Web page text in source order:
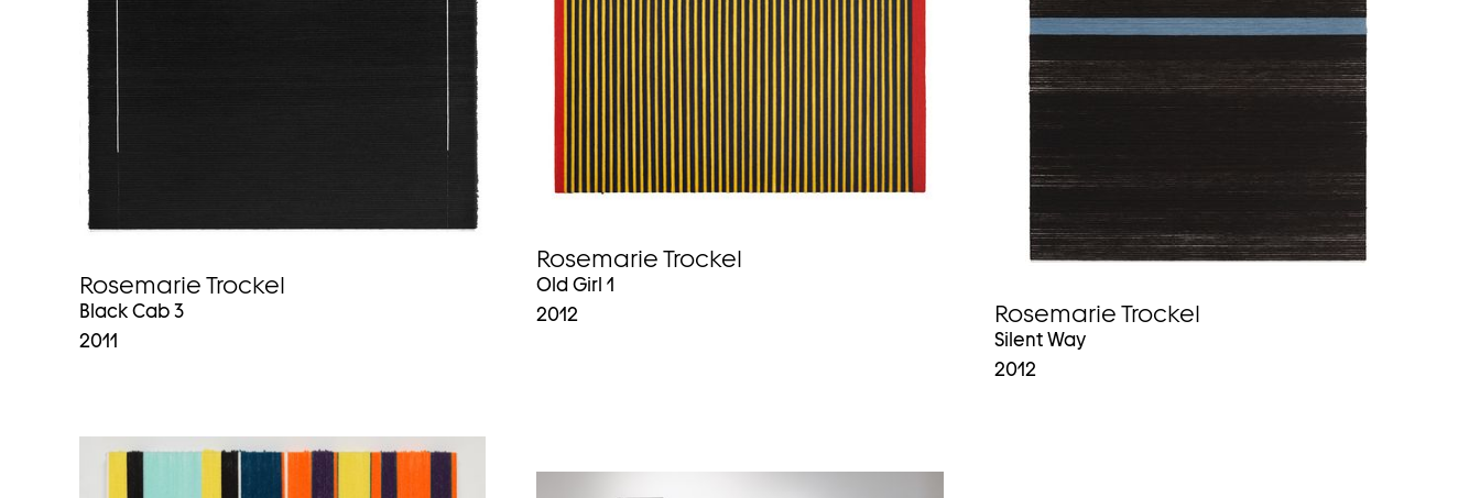
Rosemarie Trockel
Black Cab 3
2011
Rosemarie Trockel
Old Girl 1
2012
Rosemarie Trockel
Silent Way
2012